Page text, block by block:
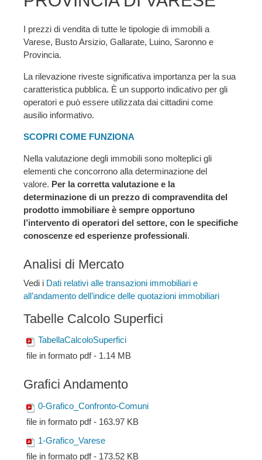
I prezzi di vendita di tutte le tipologie di immobili a
Varese, Busto Arsizio, Gallarate, Luino, Saronno e
Provincia.
La rilevazione riveste significativa importanza per la sua
caratteristica pubblica. È un supporto indicativo per gli
operatori e può essere utilizzata dai cittadini come
ausilio informativo.
SCOPRI COME FUNZIONA
Nella valutazione degli immobili sono molteplici gli
elementi che concorrono alla determinazione del
valore. Per la corretta valutazione e la
determinazione di un prezzo di compravendita del
prodotto immobiliare è sempre opportuno
l’intervento di operatori del settore, con le specifiche
conoscenze ed esperienze professionali.
Analisi di Mercato
Vedi i Dati relativi alle transazioni immobiliari e
all’andamento dell’indice delle quotazioni immobiliari
Tabelle Calcolo Superfici
TabellaCalcoloSuperfici
file in formato pdf - 1.14 MB
Grafici Andamento
0-Grafico_Confronto-Comuni
file in formato pdf - 163.97 KB
1-Grafico_Varese
file in formato pdf - 173.52 KB